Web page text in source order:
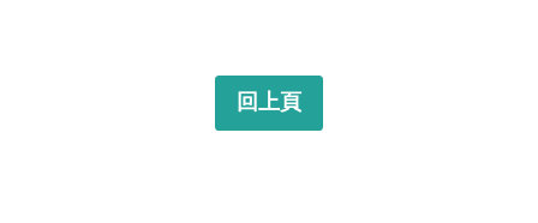
回上頁